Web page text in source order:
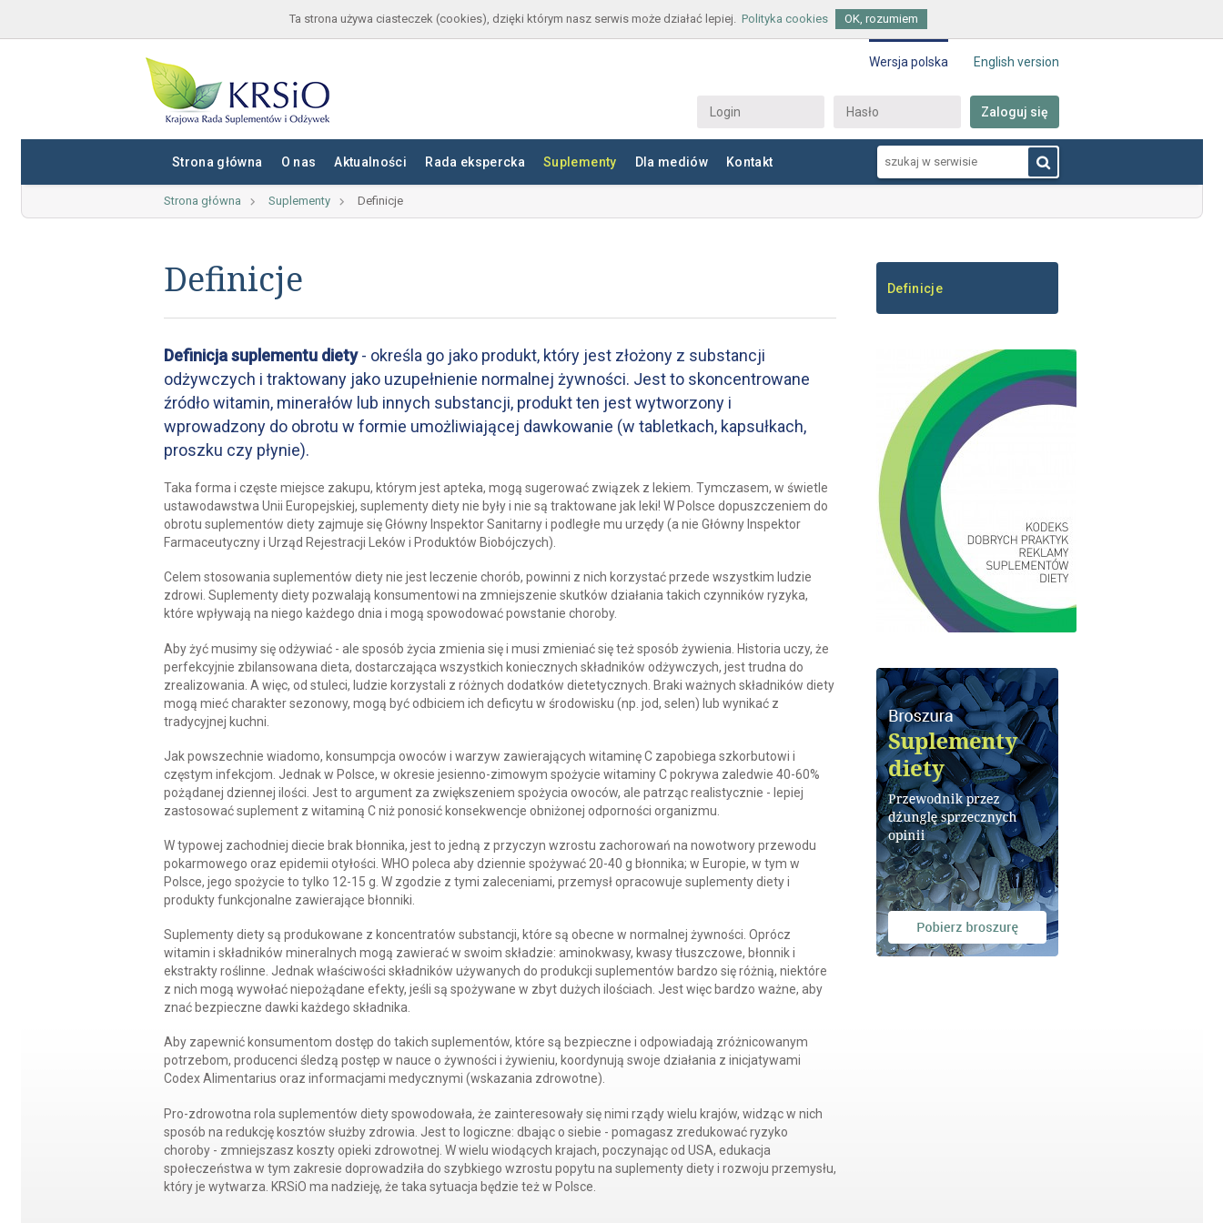
Ta strona używa ciasteczek (cookies), dzięki którym nasz serwis może działać lepiej. Polityka cookies OK, rozumiem
Wersja polska English version
Zaloguj się
Strona główna O nas Aktualności Rada ekspercka Suplementy Dla mediów Kontakt
Strona główna Suplementy Definicje
Definicje
Definicja suplementu diety- określa go jako produkt, który jest złożony z substancji
odżywczych i traktowany jako uzupełnienie normalnej żywności. Jest to skoncentrowane
źródło witamin, minerałów lub innych substancji, produkt ten jest wytworzony i
wprowadzony do obrotu w formie umożliwiającej dawkowanie (w tabletkach, kapsułkach,
proszku czy płynie).
Taka forma i częste miejsce zakupu, którym jest apteka, mogą sugerować związek z lekiem. Tymczasem, w świetle
ustawodawstwa Unii Europejskiej, suplementy diety nie były i nie są traktowane jak leki! W Polsce dopuszczeniem do
obrotu suplementów diety zajmuje się Główny Inspektor Sanitarny i podległe mu urzędy (a nie Główny Inspektor
Farmaceutyczny i Urząd Rejestracji Leków i Produktów Biobójczych).
Celem stosowania suplementów diety nie jest leczenie chorób, powinni z nich korzystać przede wszystkim ludzie
zdrowi. Suplementy diety pozwalają konsumentowi na zmniejszenie skutków działania takich czynników ryzyka,
które wpływają na niego każdego dnia i mogą spowodować powstanie choroby.
Aby żyć musimy się odżywiać - ale sposób życia zmienia się i musi zmieniać się też sposób żywienia. Historia uczy, że
perfekcyjnie zbilansowana dieta, dostarczająca wszystkich koniecznych składników odżywczych, jest trudna do
zrealizowania. A więc, od stuleci, ludzie korzystali z różnych dodatków dietetycznych. Braki ważnych składników diety
mogą mieć charakter sezonowy, mogą być odbiciem ich deficytu w środowisku (np. jod, selen) lub wynikać z
tradycyjnej kuchni.
Jak powszechnie wiadomo, konsumpcja owoców i warzyw zawierających witaminę C zapobiega szkorbutowi i
częstym infekcjom. Jednak w Polsce, w okresie jesienno-zimowym spożycie witaminy C pokrywa zaledwie 40-60%
pożądanej dziennej ilości. Jest to argument za zwiększeniem spożycia owoców, ale patrząc realistycznie - lepiej
zastosować suplement z witaminą C niż ponosić konsekwencje obniżonej odporności organizmu.
W typowej zachodniej diecie brak błonnika, jest to jedną z przyczyn wzrostu zachorowań na nowotwory przewodu
pokarmowego oraz epidemii otyłości. WHO poleca aby dziennie spożywać 20-40 g błonnika; w Europie, w tym w
Polsce, jego spożycie to tylko 12-15 g. W zgodzie z tymi zaleceniami, przemysł opracowuje suplementy diety i
produkty funkcjonalne zawierające błonniki.
Suplementy diety są produkowane z koncentratów substancji, które są obecne w normalnej żywności. Oprócz
witamin i składników mineralnych mogą zawierać w swoim składzie: aminokwasy, kwasy tłuszczowe, błonnik i
ekstrakty roślinne. Jednak właściwości składników używanych do produkcji suplementów bardzo się różnią, niektóre
z nich mogą wywołać niepożądane efekty, jeśli są spożywane w zbyt dużych ilościach. Jest więc bardzo ważne, aby
znać bezpieczne dawki każdego składnika.
Aby zapewnić konsumentom dostęp do takich suplementów, które są bezpieczne i odpowiadają zróżnicowanym
potrzebom, producenci śledzą postęp w nauce o żywności i żywieniu, koordynują swoje działania z inicjatywami
Codex Alimentarius oraz informacjami medycznymi (wskazania zdrowotne).
Pro-zdrowotna rola suplementów diety spowodowała, że zainteresowały się nimi rządy wielu krajów, widząc w nich
sposób na redukcję kosztów służby zdrowia. Jest to logiczne: dbając o siebie - pomagasz zredukować ryzyko
choroby - zmniejszasz koszty opieki zdrowotnej. W wielu wiodących krajach, poczynając od USA, edukacja
społeczeństwa w tym zakresie doprowadziła do szybkiego wzrostu popytu na suplementy diety i rozwoju przemysłu,
który je wytwarza. KRSiO ma nadzieję, że taka sytuacja będzie też w Polsce.
Definicje